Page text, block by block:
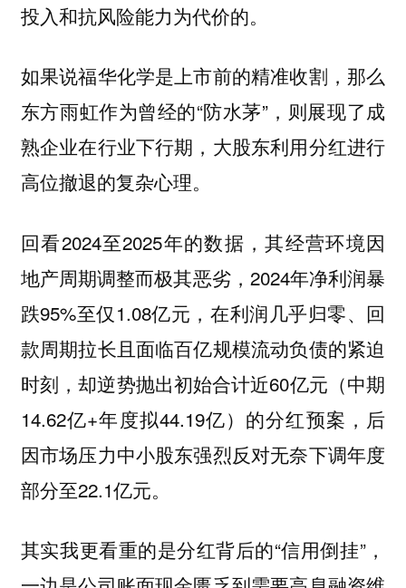
投入和抗风险能力为代价的。
如果说福华化学是上市前的精准收割，那么
东方雨虹作为曾经的“防水茅”，则展现了成
熟企业在行业下行期，大股东利用分红进行
高位撤退的复杂心理。
回看2024至2025年的数据，其经营环境因
地产周期调整而极其恶劣，2024年净利润暴
跌95%至仅1.08亿元，在利润几乎归零、回
款周期拉长且面临百亿规模流动负债的紧迫
时刻，却逆势抛出初始合计近60亿元（中期
14.62亿+年度拟44.19亿）的分红预案，后
因市场压力中小股东强烈反对无奈下调年度
部分至22.1亿元。
其实我更看重的是分红背后的“信用倒挂”，